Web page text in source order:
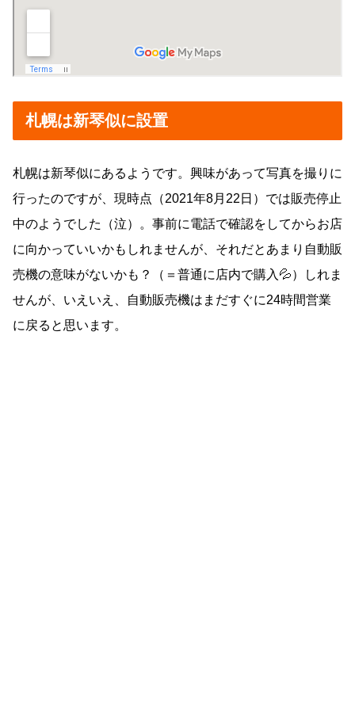
札幌は新琴似に設置
札幌は新琴似にあるようです。興味があって写真を撮りに
行ったのですが、現時点（2021年8月22日）では販売停止
中のようでした（泣）。事前に電話で確認をしてからお店
に向かっていいかもしれませんが、それだとあまり自動販
売機の意味がないかも？（＝普通に店内で購入💦）しれま
せんが、いえいえ、自動販売機はまだすぐに24時間営業
に戻ると思います。